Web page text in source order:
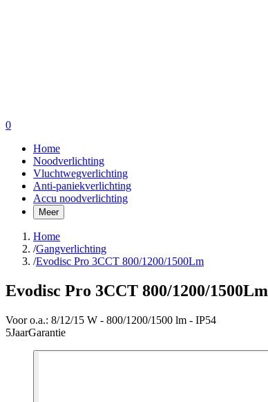
0
Home
Noodverlichting
Vluchtwegverlichting
Anti-paniekverlichting
Accu noodverlichting
Meer
Home
/Gangverlichting
/Evodisc Pro 3CCT 800/1200/1500Lm
Evodisc Pro 3CCT 800/1200/1500Lm
Voor o.a.: 8/12/15 W - 800/1200/1500 lm - IP54
5JaarGarantie